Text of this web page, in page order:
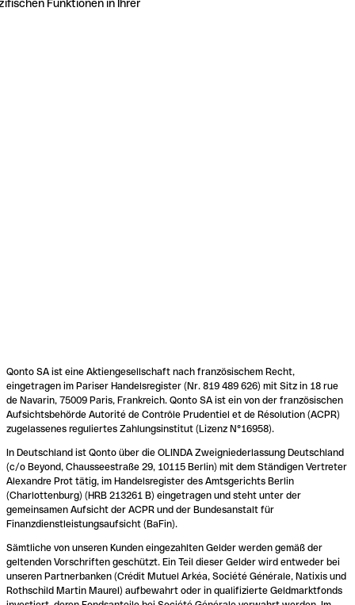
Funktionen in Ihrer
Qonto SA ist eine Aktiengesellschaft nach französischem Recht,
eingetragen im Pariser Handelsregister (Nr. 819 489 626) mit Sitz in 18 rue
de Navarin, 75009 Paris, Frankreich. Qonto SA ist ein von der französischen
Aufsichtsbehörde Autorité de Contrôle Prudentiel et de Résolution (ACPR)
zugelassenes reguliertes Zahlungsinstitut (Lizenz N°16958).
In Deutschland ist Qonto über die OLINDA Zweigniederlassung Deutschland
(c/o Beyond, Chausseestraße 29, 10115 Berlin) mit dem Ständigen Vertreter
Alexandre Prot tätig, im Handelsregister des Amtsgerichts Berlin
(Charlottenburg) (HRB 213261 B) eingetragen und steht unter der
gemeinsamen Aufsicht der ACPR und der Bundesanstalt für
Finanzdienstleistungsaufsicht (BaFin).
Sämtliche von unseren Kunden eingezahlten Gelder werden gemäß der
geltenden Vorschriften geschützt. Ein Teil dieser Gelder wird entweder bei
unseren Partnerbanken (Crédit Mutuel Arkéa, Société Générale, Natixis und
Rothschild Martin Maurel) aufbewahrt oder in qualifizierte Geldmarktfonds